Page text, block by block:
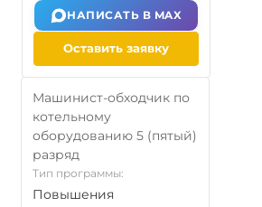
НАПИСАТЬ В MAX
Оставить заявку
Машинист-обходчик по
котельному
оборудованию 5 (пятый)
разряд
Тип программы:
Повышения